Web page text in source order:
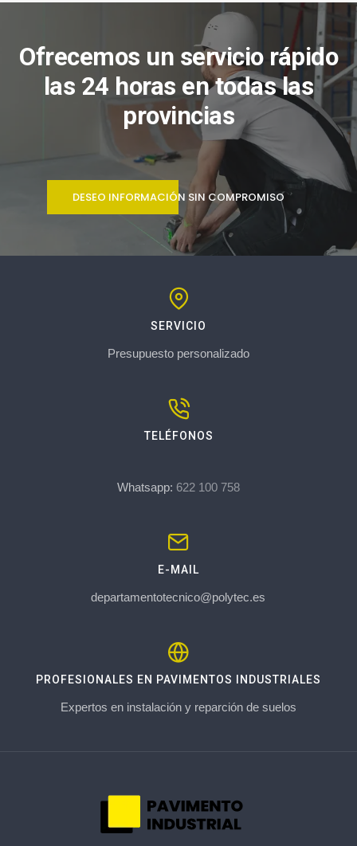
Ofrecemos un servicio rápido
las 24 horas en todas las
provincias
DESEO INFORMACIÓN SIN COMPROMISO
SERVICIO
Presupuesto personalizado
TELÉFONOS
Whatsapp: 622 100 758
E-MAIL
departamentotecnico@polytec.es
PROFESIONALES EN PAVIMENTOS INDUSTRIALES
Expertos en instalación y reparción de suelos